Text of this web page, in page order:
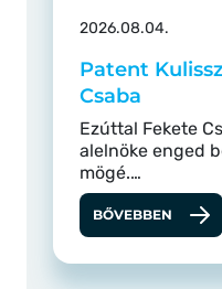
2026.08.04.
Patent
Csaba
Ezúttal Fekete
alelnöke enged
mögé.…
BŐVEBBEN